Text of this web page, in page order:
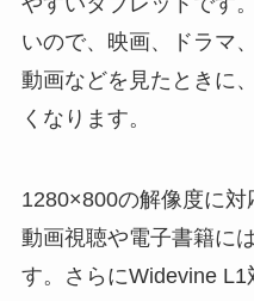
いので、映画、ドラマ
動画などを見たときに
くなります。
1280×800の解像度に
動画視聴や電子書籍に
す。さらにWidevine